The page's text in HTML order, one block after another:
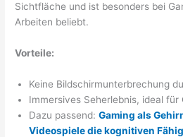
Sichtfläche und ist besonders bei
Arbeiten beliebt.
Vorteile:
Keine Bildschirmunterbrechung
Immersives Seherlebnis, ideal
Dazu passend:Gaming als
Videospiele die kognitiven